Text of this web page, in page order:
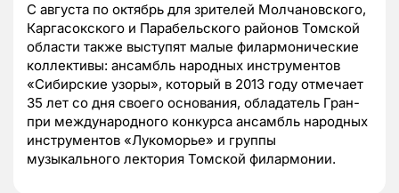
С августа по октябрь для зрителей Молчановского,
Каргасокского и Парабельского районов Томской
области также выступят малые филармонические
коллективы: ансамбль народных инструментов
«Сибирские узоры», который в 2013 году отмечает
35 лет со дня своего основания, обладатель Гран-
при международного конкурса ансамбль народных
инструментов «Лукоморье» и группы
музыкального лектория Томской филармонии.